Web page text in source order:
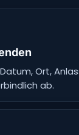
Ort,
ab.